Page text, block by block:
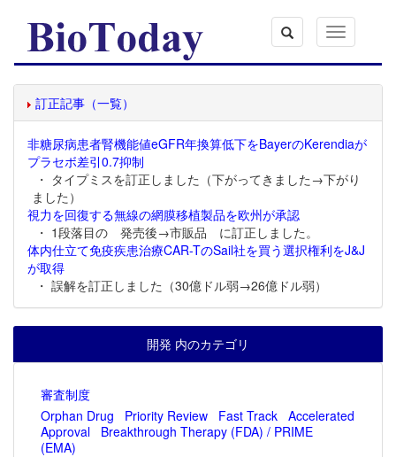
Toggle
navigation
訂正記事（一覧）
非糖尿病患者腎機能値eGFR年換算低下をBayerのKerendiaが
プラセボ差引0.7抑制
・ タイプミスを訂正しました（下がってきました→下がり
ました）
視力を回復する無線の網膜移植製品を欧州が承認
・ 1段落目の 発売後→市販品 に訂正しました。
体内仕立て免疫疾患治療CAR-TのSail社を買う選択権利をJ&J
が取得
・ 誤解を訂正しました（30億ドル弱→26億ドル弱）
開発 内のカテゴリ
審査制度
Orphan Drug
Priority Review Fast Track Accelerated
Approval
Breakthrough Therapy (FDA) / PRIME
(EMA)